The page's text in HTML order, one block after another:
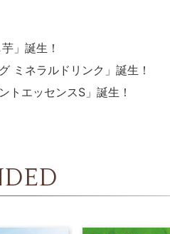
」誕生！
ミネラルドリンク」誕生！
トエッセンスS」誕生！